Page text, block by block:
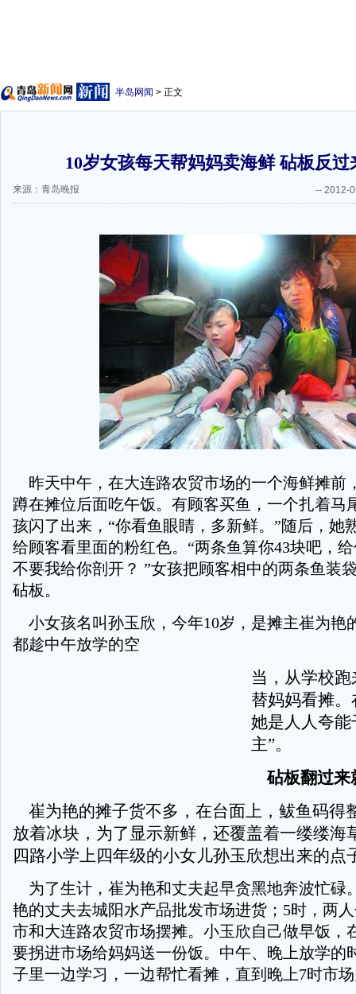
半岛网闻 > 正文
10岁女孩每天帮妈妈卖海鲜 砧板反过
来源：青岛晚报 -- 2012-
昨天中午，在大连路农贸市场的一个海鲜摊前
蹲在摊位后面吃午饭。有顾客买鱼，一个扎着马
孩闪了出来，“你看鱼眼睛，多新鲜。”随后，她
给顾客看里面的粉红色。“两条鱼算你43块吧，
不要我给你剖开？ ”女孩把顾客相中的两条鱼装
砧板。
小女孩名叫孙玉欣，今年10岁，是摊主崔为艳
都趁中午放学的空
当，从学校
替妈妈看摊
她是人人夸能
主”。
砧板翻过来
崔为艳的摊子货不多，在台面上，鲅鱼码得
放着冰块，为了显示新鲜，还覆盖着一缕缕海
四路小学上四年级的小女儿孙玉欣想出来的点
为了生计，崔为艳和丈夫起早贪黑地奔波忙碌
艳的丈夫去城阳水产品批发市场进货；5时，两
市和大连路农贸市场摆摊。小玉欣自己做早饭，
要拐进市场给妈妈送一份饭。中午、晚上放学的
子里一边学习，一边帮忙看摊，直到晚上7时市